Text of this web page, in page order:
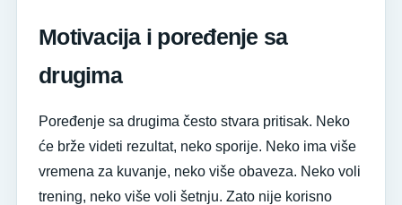
Motivacija i poređenje sa
drugima
Poređenje sa drugima često stvara pritisak. Neko
će brže videti rezultat, neko sporije. Neko ima više
vremena za kuvanje, neko više obaveza. Neko voli
trening, neko više voli šetnju. Zato nije korisno